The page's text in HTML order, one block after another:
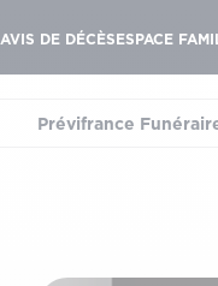
AVIS DE DÉCÈSESPACE
Prévifrance